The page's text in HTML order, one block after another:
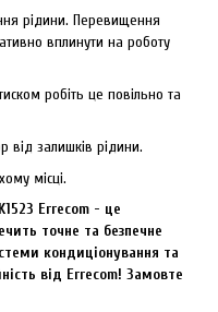
рідини. Перевищення
вплинути на роботу
робіть це повільно та
від залишків рідини.
місці.
Errecom - це
точне та безпечне
кондиціонування та
від Errecom! Замовте